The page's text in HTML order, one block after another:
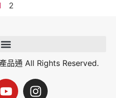
2
品通 All Rights Reserved.